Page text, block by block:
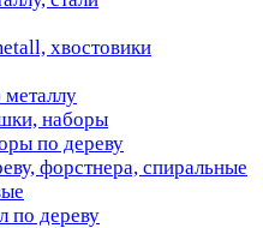
хвостовики
наборы
по дереву
форстнера, спиральные
по дереву